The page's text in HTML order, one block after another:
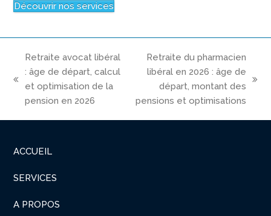
Découvrir nos services
previous
post:
Retraite avocat libéral
: âge de départ, calcul
et optimisation de la
pension en 2026
post:
Retraite du pharmacien
libéral en 2026 : âge de
départ, montant des
pensions et optimisations
ACCUEIL
SERVICES
A PROPOS